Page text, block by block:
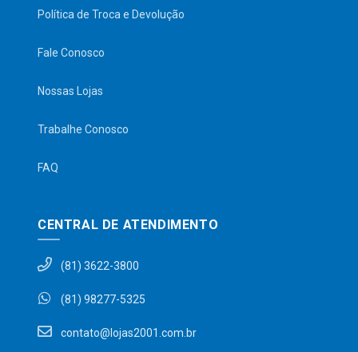
Política de Troca e Devolução
Fale Conosco
Nossas Lojas
Trabalhe Conosco
FAQ
CENTRAL DE ATENDIMENTO
(81) 3622-3800
(81) 98277-5325
contato@lojas2001.com.br